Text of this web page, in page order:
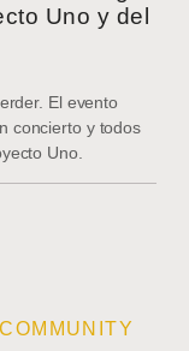
Uno y del
El evento
concierto y todos
Uno.
COMMUNITY